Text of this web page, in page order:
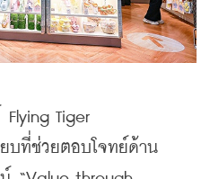
Tiger
บที่ช่วยตอบโจทย์ด้าน